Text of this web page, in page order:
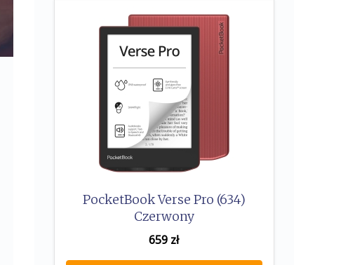
PocketBook Verse Pro (634)
Czerwony
659 zł